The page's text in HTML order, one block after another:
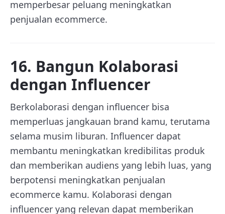
memperbesar peluang meningkatkan
penjualan ecommerce.
16. Bangun Kolaborasi
dengan Influencer
Berkolaborasi dengan influencer bisa
memperluas jangkauan brand kamu, terutama
selama musim liburan. Influencer dapat
membantu meningkatkan kredibilitas produk
dan memberikan audiens yang lebih luas, yang
berpotensi meningkatkan penjualan
ecommerce kamu. Kolaborasi dengan
influencer yang relevan dapat memberikan